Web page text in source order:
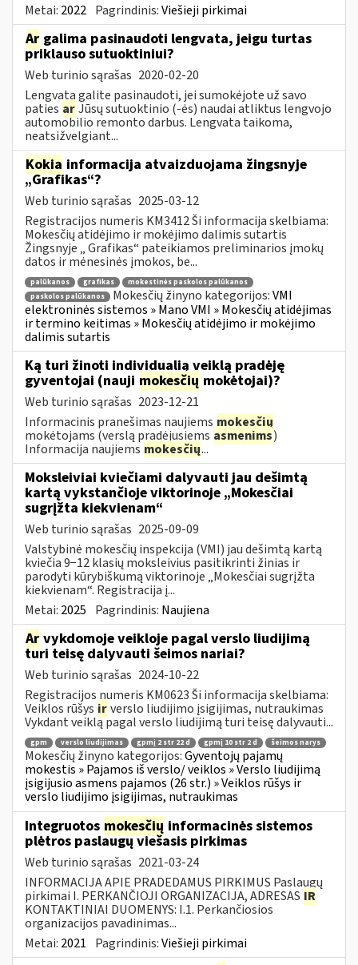
Metai: 2022 Pagrindinis:Viešieji pirkimai
Ar galima pasinaudoti lengvata, jeigu turtas
priklauso sutuoktiniui?
Web turinio sąrašas 2020-02-20
Lengvata galite pasinaudoti, jei sumokėjote už savo
paties arJūsų sutuoktinio (-ės) naudai atliktus lengvojo
automobilio remonto darbus. Lengvata taikoma,
neatsižvelgiant...
Kokia informacija atvaizduojama žingsnyje
„Grafikas“?
Web turinio sąrašas 2025-03-12
Registracijos numeris KM3412 Ši informacija skelbiama:
Mokesčių atidėjimo ir mokėjimo dalimis sutartis
Žingsnyje „ Grafikas“ pateikiamos preliminarios įmokų
datos ir mėnesinės įmokos, be...
palūkanos grafikas
mokestinės paskolos palūkanos
paskolos palūkanos
Mokesčių žinyno kategorijos:VMI
elektroninės sistemos » Mano VMI » Mokesčių atidėjimas
ir termino keitimas » Mokesčių atidėjimo ir mokėjimo
dalimis sutartis
Ką turi žinoti individualią veiklą pradėję
gyventojai (nauji mokesčių mokėtojai)?
Web turinio sąrašas 2023-12-21
Informacinis pranešimas naujiems mokesčių
mokėtojams (verslą pradėjusiems asmenims)
Informacija naujiems mokesčių...
Moksleiviai kviečiami dalyvauti jau dešimtą
kartą vykstančioje viktorinoje „Mokesčiai
sugrįžta kiekvienam“
Web turinio sąrašas 2025-09-09
Valstybinė mokesčių inspekcija (VMI) jau dešimtą kartą
kviečia 9−12 klasių moksleivius pasitikrinti žinias ir
parodyti kūrybiškumą viktorinoje „Mokesčiai sugrįžta
kiekvienam“. Registracija į...
Metai: 2025 Pagrindinis: Naujiena
Ar vykdomoje veikloje pagal verslo liudijimą
turi teisę dalyvauti šeimos nariai?
Web turinio sąrašas 2024-10-22
Registracijos numeris KM0623 Ši informacija skelbiama:
Veiklos rūšys irverslo liudijimo įsigijimas, nutraukimas
Vykdant veiklą pagal verslo liudijimą turi teisę dalyvauti...
gpm verslo liudijimas gpmį 2 str 22 d gpmį 10 str 2 d šeimos narys
Mokesčių žinyno kategorijos:Gyventojų pajamų
mokestis » Pajamos iš verslo/ veiklos » Verslo liudijimą
įsigijusio asmens pajamos (26 str.) » Veiklos rūšys ir
verslo liudijimo įsigijimas, nutraukimas
Integruotos mokesčių informacinės sistemos
plėtros paslaugų viešasis pirkimas
Web turinio sąrašas 2021-03-24
INFORMACIJA APIE PRADEDAMUS PIRKIMUS Paslaugų
pirkimai I. PERKANČIOJI ORGANIZACIJA, ADRESAS IR
KONTAKTINIAI DUOMENYS: I.1. Perkančiosios
organizacijos pavadinimas...
Metai: 2021 Pagrindinis:Viešieji pirkimai